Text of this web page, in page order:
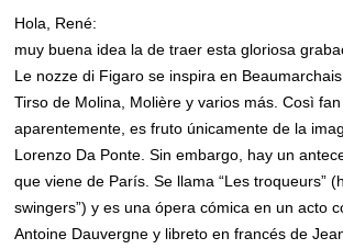
Hola, René:
muy buena idea la de traer esta gloriosa
Le nozze di Figaro se inspira en
Tirso de Molina, Molière y varios más. Così fan
aparentemente, es fruto únicamente de la
Lorenzo Da Ponte. Sin embargo, hay un
que viene de París. Se llama “Les troqueurs”
swingers”) y es una ópera cómica en un acto
Antoine Dauvergne y libreto en francés de